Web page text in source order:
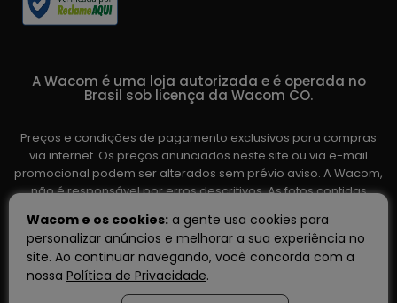
A Wacom é uma loja autorizada e é operada no
Brasil sob licença da Wacom CO.
Preços e condições de pagamento exclusivos para compras
via internet. Os preços anunciados neste site ou via e-mail
promocional podem ser alterados sem prévio aviso. A Wacom,
não é responsável por erros descritivos. As fotos contidas
variar de acordo com o fornecedor/lote do fabricante. Ofertas
válidas até o término de nossos estoques. Vendas sujeitas à
análise e confirmação de dados.
Wacom e os cookies: a gente usa cookies para
personalizar anúncios e melhorar a sua experiência no
site. Ao continuar navegando, você concorda com a
nossa Política de Privacidade.